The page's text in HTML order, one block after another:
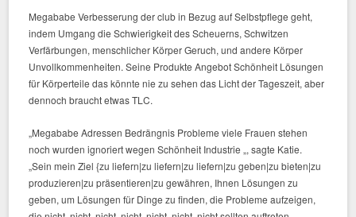
Megababe Verbesserung der club in Bezug auf Selbstpflege geht,
indem Umgang die Schwierigkeit des Scheuerns, Schwitzen
Verfärbungen, menschlicher Körper Geruch, und andere Körper
Unvollkommenheiten. Seine Produkte Angebot Schönheit Lösungen
für Körperteile das könnte nie zu sehen das Licht der Tageszeit, aber
dennoch braucht etwas TLC.
„Megababe Adressen Bedrängnis Probleme viele Frauen stehen
noch wurden ignoriert wegen Schönheit Industrie „, sagte Katie.
„Sein mein Ziel {zu liefern|zu liefern|zu liefern|zu geben|zu bieten|zu
produzieren|zu präsentieren|zu gewähren, Ihnen Lösungen zu
geben, um Lösungen für Dinge zu finden, die Probleme aufzeigen,